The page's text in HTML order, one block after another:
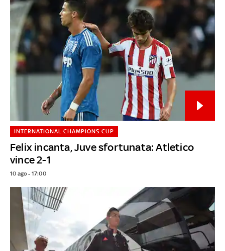
Felix incanta, Juve sfortunata: Atletico
vince 2-1
INTERNATIONAL CHAMPIONS CUP
10 ago - 17:00